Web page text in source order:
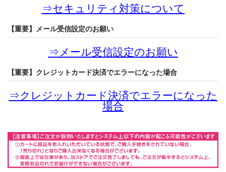
⇒セキュリティ対策について
【重要】メール受信設定のお願い
⇒メール受信設定のお願い
【重要】クレジットカード決済でエラーになった場合
⇒クレジットカード決済でエラーになった
場合